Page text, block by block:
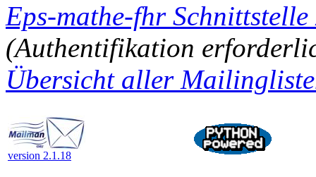
Eps-mathe-fhr
(Authentifikation
Übersicht aller
version 2.1.18